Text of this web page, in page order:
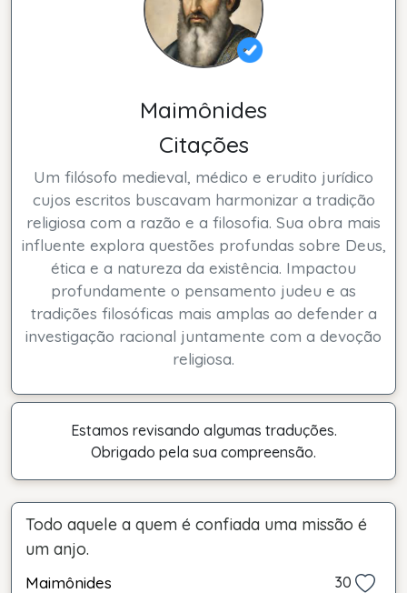
Maimônides
Citações
Um filósofo medieval, médico e erudito jurídico
cujos escritos buscavam harmonizar a tradição
religiosa com a razão e a filosofia. Sua obra mais
influente explora questões profundas sobre Deus,
ética e a natureza da existência. Impactou
profundamente o pensamento judeu e as
tradições filosóficas mais amplas ao defender a
investigação racional juntamente com a devoção
religiosa.
Estamos revisando algumas traduções.
Obrigado pela sua compreensão.
Todo aquele a quem é confiada uma missão é
um anjo.
Maimônides 30